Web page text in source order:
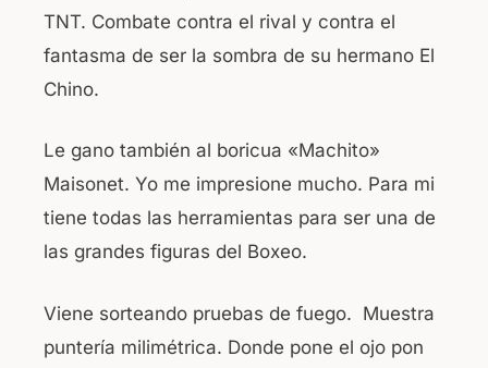
TNT. Combate contra el rival y contra el
fantasma de ser la sombra de su hermano El
Chino.
Le gano también al boricua «Machito»
Maisonet. Yo me impresione mucho. Para mi
tiene todas las herramientas para ser una de
las grandes figuras del Boxeo.
Viene sorteando pruebas de fuego. Muestra
puntería milimétrica. Donde pone el ojo pon